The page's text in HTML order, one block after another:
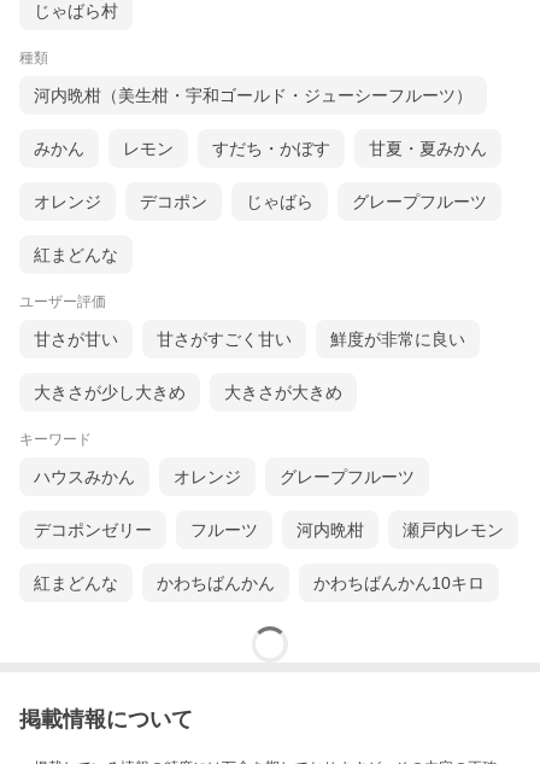
じゃばら村
種類
河内晩柑（美生柑・宇和ゴールド・ジューシーフルーツ）
みかん レモン すだち・かぼす 甘夏・夏みかん
オレンジ デコポン じゃばら グレープフルーツ
紅まどんな
ユーザー評価
甘さが甘い 甘さがすごく甘い 鮮度が非常に良い
大きさが少し大きめ 大きさが大きめ
キーワード
ハウスみかん オレンジ グレープフルーツ
デコポンゼリー フルーツ 河内晩柑 瀬戸内レモン
紅まどんな かわちばんかん かわちばんかん10キロ
掲載情報について